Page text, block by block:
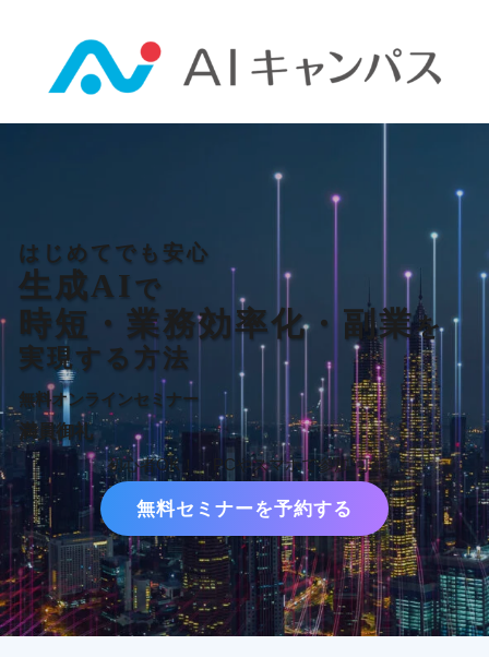
はじめてでも安心
生成AIで
時短・業務効率化・副業を
実現する方法
無料オンラインセミナー
満員御礼
初心者OK！ PCやスマホで参加 可能
無料セミナーを予約する